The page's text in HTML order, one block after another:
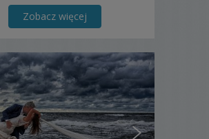
Zobacz więcej